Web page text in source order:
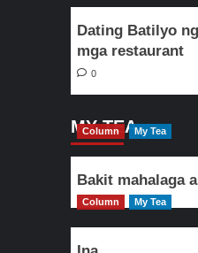
Dating Batilyo
mga restaurant
0
MY TEA
Column My Tea
Bakit mahalaga
Column My Tea